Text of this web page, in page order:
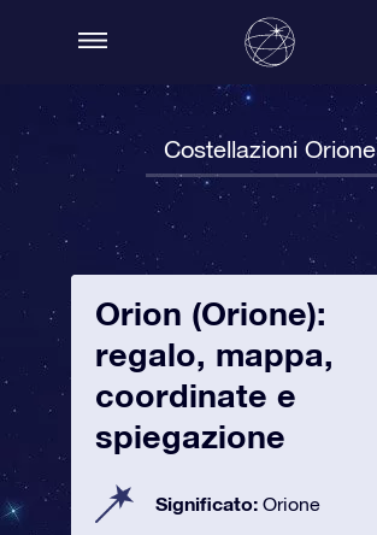
Costellazioni Orione
Orion (Orione):
regalo, mappa,
coordinate e
spiegazione
Significato: Orione